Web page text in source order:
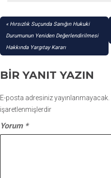
YAZI
GEZINMESI
Hırsızlık Suçunda Sanığın Hukuki
Durumunun Yeniden Değerlendirilmesi
Hakkında Yargıtay Kararı
BIR YANIT YAZIN
E-posta adresiniz yayınlanmayacak.
işaretlenmişlerdir
Yorum *